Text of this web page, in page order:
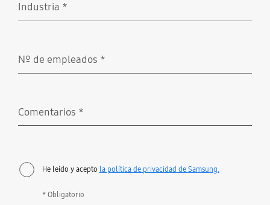
Industria *
Nº de empleados *
Comentarios *
He leído y acepto la política de privacidad de Samsung.
* Obligatorio